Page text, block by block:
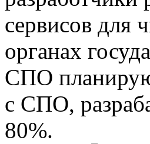
сервисов для
органах
СПО
с СПО,
80%.